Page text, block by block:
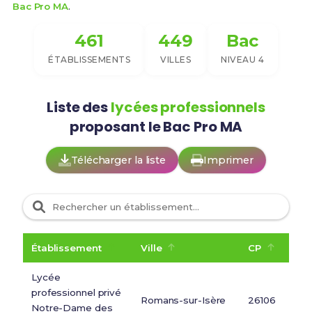
Bac Pro MA.
461
ÉTABLISSEMENTS
449
VILLES
Bac
NIVEAU 4
Liste deslycées professionnels
proposant le Bac Pro MA
Télécharger la liste Imprimer
Établissement Ville CP
Lycée
professionnel privé
Notre-Dame des
Romans-sur-Isère 26106